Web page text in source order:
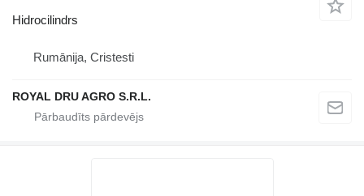
Hidrocilindrs
Rumānija, Cristesti
ROYAL DRU AGRO S.R.L.